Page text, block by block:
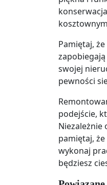
Pamiętaj,
swojej
pewności
podejście,
Niezależnie
pamiętaj,
wykonaj
będziesz